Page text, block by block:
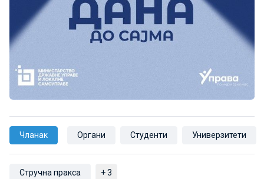
Чланак Органи Студенти Универзитети
Стручна пракса + 3